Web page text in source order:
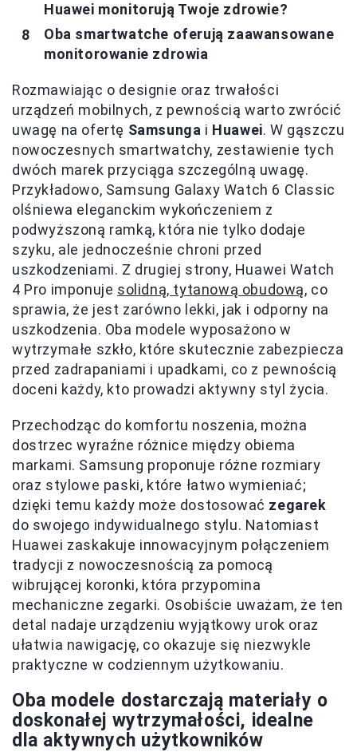
Huawei monitorują Twoje zdrowie?
Oba smartwatche oferują zaawansowane
monitorowanie zdrowia
Rozmawiając o designie oraz trwałości
urządzeń mobilnych, z pewnością warto zwrócić
uwagę na ofertę Samsunga i Huawei. W gąszczu
nowoczesnych smartwatchy, zestawienie tych
dwóch marek przyciąga szczególną uwagę.
Przykładowo, Samsung Galaxy Watch 6 Classic
olśniewa eleganckim wykończeniem z
podwyższoną ramką, która nie tylko dodaje
szyku, ale jednocześnie chroni przed
uszkodzeniami. Z drugiej strony, Huawei Watch
4 Pro imponuje solidną, tytanową obudową, co
sprawia, że jest zarówno lekki, jak i odporny na
uszkodzenia. Oba modele wyposażono w
wytrzymałe szkło, które skutecznie zabezpiecza
przed zadrapaniami i upadkami, co z pewnością
doceni każdy, kto prowadzi aktywny styl życia.
Przechodząc do komfortu noszenia, można
dostrzec wyraźne różnice między obiema
markami. Samsung proponuje różne rozmiary
oraz stylowe paski, które łatwo wymieniać;
dzięki temu każdy może dostosować zegarek
do swojego indywidualnego stylu. Natomiast
Huawei zaskakuje innowacyjnym połączeniem
tradycji z nowoczesnością za pomocą
wibrującej koronki, która przypomina
mechaniczne zegarki. Osobiście uważam, że ten
detal nadaje urządzeniu wyjątkowy urok oraz
ułatwia nawigację, co okazuje się niezwykle
praktyczne w codziennym użytkowaniu.
Oba modele dostarczają materiały o
doskonałej wytrzymałości, idealne
dla aktywnych użytkowników